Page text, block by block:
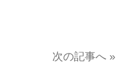
次の記事へ »